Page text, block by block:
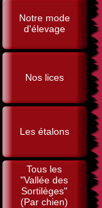
Notre mode
d'élevage
Nos lices
Les étalons
Tous les
"Vallée des
Sortilèges"
(Par chien)